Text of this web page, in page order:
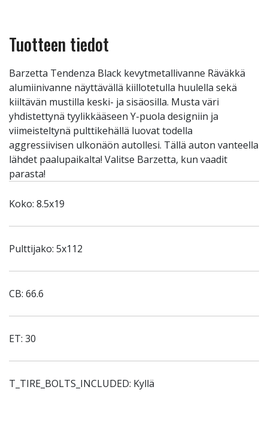
Tuotteen tiedot
Barzetta Tendenza Black kevytmetallivanne Räväkkä
alumiinivanne näyttävällä kiillotetulla huulella sekä
kiiltävän mustilla keski- ja sisäosilla. Musta väri
yhdistettynä tyylikkääseen Y-puola designiin ja
viimeisteltynä pulttikehällä luovat todella
aggressiivisen ulkonäön autollesi. Tällä auton vanteella
lähdet paalupaikalta! Valitse Barzetta, kun vaadit
parasta!
Koko: 8.5x19
Pulttijako: 5x112
CB: 66.6
ET: 30
T_TIRE_BOLTS_INCLUDED: Kyllä